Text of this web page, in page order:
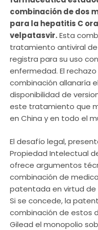
combinación de dos
para la hepatitis C
velpatasvir.Esta
tratamiento antiviral
registra para su uso
enfermedad. El
combinación allanaría
disponibilidad de
este tratamiento que
en China y en todo el
El desafío legal,
Propiedad Intelectual
ofrece argumentos
combinación de
patentada en virtud de
Si se concede, la
combinación de estos
Gilead el monopolio